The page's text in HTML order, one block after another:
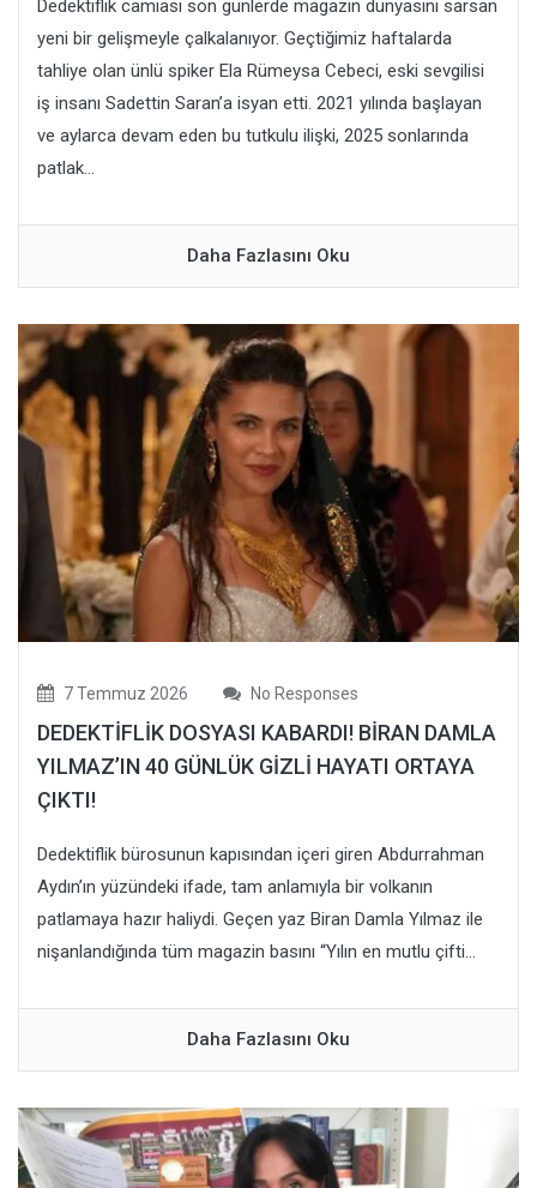
Dedektiflik camiası son günlerde magazin dünyasını sarsan
yeni bir gelişmeyle çalkalanıyor. Geçtiğimiz haftalarda
tahliye olan ünlü spiker Ela Rümeysa Cebeci, eski sevgilisi
iş insanı Sadettin Saran’a isyan etti. 2021 yılında başlayan
ve aylarca devam eden bu tutkulu ilişki, 2025 sonlarında
patlak...
Daha Fazlasını Oku
7 Temmuz 2026 No Responses
DEDEKTİFLİK DOSYASI KABARDI! BİRAN DAMLA
YILMAZ’IN 40 GÜNLÜK GİZLİ HAYATI ORTAYA
ÇIKTI!
Dedektiflik bürosunun kapısından içeri giren Abdurrahman
Aydın’ın yüzündeki ifade, tam anlamıyla bir volkanın
patlamaya hazır haliydi. Geçen yaz Biran Damla Yılmaz ile
nişanlandığında tüm magazin basını “Yılın en mutlu çifti...
Daha Fazlasını Oku